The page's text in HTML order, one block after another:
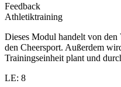
Feedback
Athletiktraining
Dieses Modul handelt von
den Cheersport. Außerdem
Trainingseinheit plant und
LE: 8